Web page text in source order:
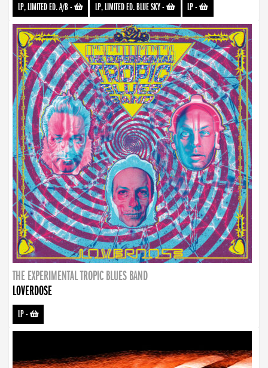
LP, LIMITED ED. A/B- LP, LIMITED ED. BLUE SKY- LP-
THE EXPERIMENTAL TROPIC BLUES BAND
LOVERDOSE
LP-